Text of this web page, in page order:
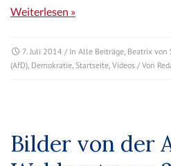
Weiterlesen »
7. Juli 2014 / In Alle Beiträge, Beatrix von
(AfD), Demokratie, Startseite, Videos / Von
Bilder von der